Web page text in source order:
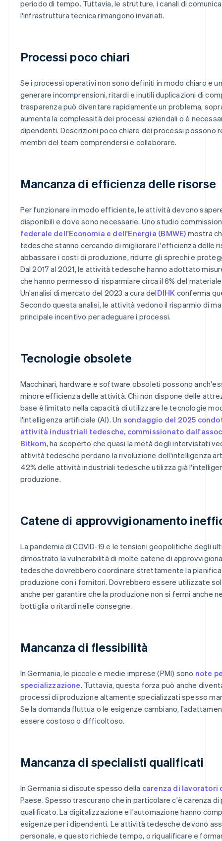
periodo di tempo. Tuttavia, le strutture, i canali di
l'infrastruttura tecnica rimangono invariati.
Processi poco chiari
Se i processi operativi non sono definiti in modo chiaro e
generare incomprensioni, ritardi e inutili duplicazioni di
trasparenza può diventare rapidamente un problema,
aumenta la complessità dei processi aziendali o è
dipendenti. Descrizioni poco chiare dei processi possono
membri del team comprendersi e collaborare.
Mancanza di efficienza delle risorse
Per funzionare in modo efficiente, le attività devono
disponibili e dove sono necessarie. Uno studio
federale dell'Economia e dell'Energia (BMWE) mostra
tedesche stanno cercando di migliorare l'efficienza delle
abbassare i costi di produzione, ridurre gli sprechi e
Dal 2017 al 2021, le attività tedesche hanno adottato
che hanno permesso di risparmiare circa il 6% del
Un'analisi di mercato del 2023 a cura delDIHK conferma
Secondo questa analisi, le attività vedono il risparmio di
principale incentivo per adeguare i processi.
Tecnologie obsolete
Macchinari, hardware e software obsoleti possono
minore efficienza delle attività. Chi non dispone delle
base è limitato nella capacità di utilizzare le tecnologie
l'intelligenza artificiale (AI). Un sondaggio del 2025
attività industriali tedesche, commissionato
Bitkom, ha scoperto che quasi la metà degli intervistati
attività tedesche perdano la rivoluzione dell'intelligenza
42% delle attività industriali tedesche utilizza già
produzione.
Catene di approvvigionamento
La pandemia di COVID-19 e le tensioni geopolitiche degli
dimostrato la vulnerabilità di molte catene di
tedesche dovrebbero coordinare strettamente la
produzione con i fornitori. Dovrebbero essere utilizzate
anche per garantire che la produzione non si fermi anche
bottiglia o ritardi nelle consegne.
Mancanza di flessibilità
In Germania, le piccole e medie imprese (PMI) sono note
specializzazione. Tuttavia, questa forza può anche
processi di produzione altamente specializzati spesso
Se la domanda fluttua o le esigenze cambiano,
essere costoso o difficoltoso.
Mancanza di specialisti qualificati
In Germania si discute spesso della carenza di
Paese. Spesso trascurano che in particolare c'è carenza di
qualificato. La digitalizzazione e l'automazione hanno
esigenze per i dipendenti. Le attività tedesche devono
personale, e questo richiede tempo, o riqualificare e